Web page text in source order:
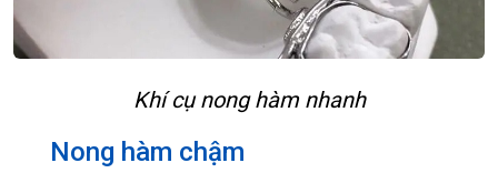
Khí cụ nong hàm nhanh
Nong hàm chậm